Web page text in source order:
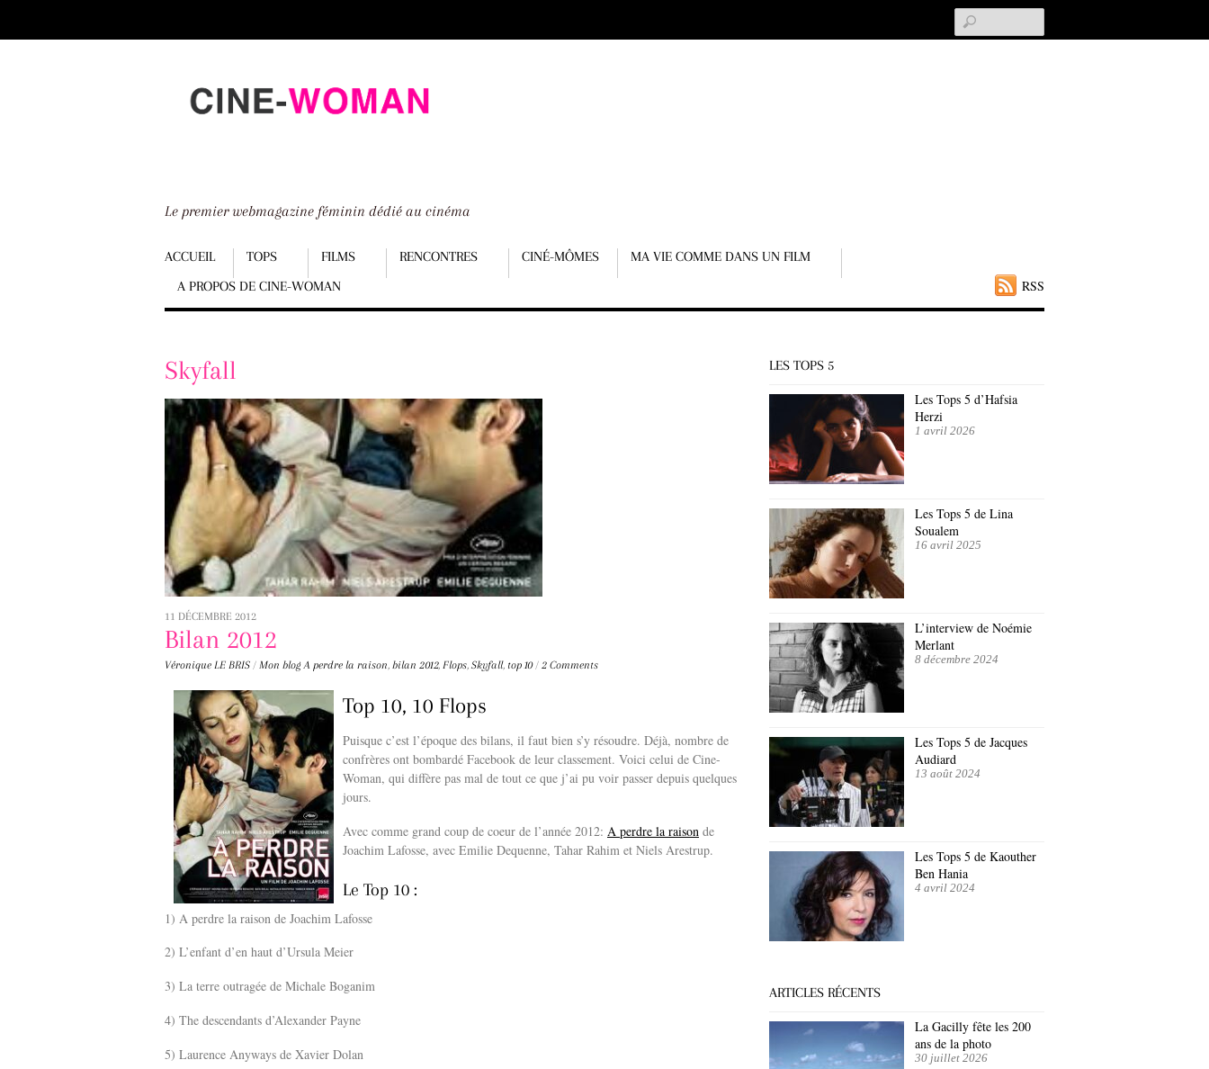
down
Le premier webmagazine féminin dédié au cinéma
RSS
Menu
ACCUEIL TOPS FILMS RENCONTRES CINÉ-MÔMES
MA VIE COMME DANS UN FILM
A PROPOS DE CINE-WOMAN
Scroll
content
Skyfall
11 DÉCEMBRE 2012
Bilan 2012
Véronique LE BRIS / Mon blog A perdre la raison, bilan 2012, Flops, Skyfall, top 10 / 2 Comments
Top 10, 10 Flops
Puisque c’est l’époque des bilans, il faut bien s’y résoudre. Déjà, nombre de
confrères ont bombardé Facebook de leur classement. Voici celui de Cine-
Woman, qui diffère pas mal de tout ce que j’ai pu voir passer depuis quelques
jours.
Avec comme grand coup de coeur de l’année 2012: A perdre la raison de
Joachim Lafosse, avec Emilie Dequenne, Tahar Rahim et Niels Arestrup.
Le Top 10 :
1) A perdre la raison de Joachim Lafosse
2) L’enfant d’en haut d’Ursula Meier
3) La terre outragée de Michale Boganim
4) The descendants d’Alexander Payne
5) Laurence Anyways de Xavier Dolan
LES TOPS 5
Les Tops 5 d’Hafsia
Herzi
1 avril 2026
Les Tops 5 de Lina
Soualem
16 avril 2025
L’interview de Noémie
Merlant
8 décembre 2024
Les Tops 5 de Jacques
Audiard
13 août 2024
Les Tops 5 de Kaouther
Ben Hania
4 avril 2024
ARTICLES RÉCENTS
La Gacilly fête les 200
ans de la photo
30 juillet 2026